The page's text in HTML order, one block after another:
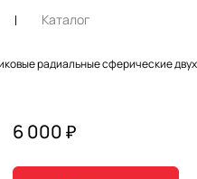
Каталог
радиальные сферические
6 000 ₽